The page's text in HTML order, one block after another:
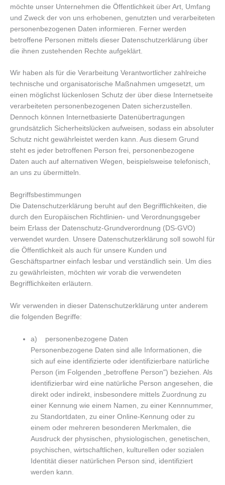
möchte unser Unternehmen die Öffentlichkeit über Art, Umfang
und Zweck der von uns erhobenen, genutzten und verarbeiteten
personenbezogenen Daten informieren. Ferner werden
betroffene Personen mittels dieser Datenschutzerklärung über
die ihnen zustehenden Rechte aufgeklärt.
Wir haben als für die Verarbeitung Verantwortlicher zahlreiche
technische und organisatorische Maßnahmen umgesetzt, um
einen möglichst lückenlosen Schutz der über diese Internetseite
verarbeiteten personenbezogenen Daten sicherzustellen.
Dennoch können Internetbasierte Datenübertragungen
grundsätzlich Sicherheitslücken aufweisen, sodass ein absoluter
Schutz nicht gewährleistet werden kann. Aus diesem Grund
steht es jeder betroffenen Person frei, personenbezogene
Daten auch auf alternativen Wegen, beispielsweise telefonisch,
an uns zu übermitteln.
Begriffsbestimmungen
Die Datenschutzerklärung beruht auf den Begrifflichkeiten, die
durch den Europäischen Richtlinien- und Verordnungsgeber
beim Erlass der Datenschutz-Grundverordnung (DS-GVO)
verwendet wurden. Unsere Datenschutzerklärung soll sowohl für
die Öffentlichkeit als auch für unsere Kunden und
Geschäftspartner einfach lesbar und verständlich sein. Um dies
zu gewährleisten, möchten wir vorab die verwendeten
Begrifflichkeiten erläutern.
Wir verwenden in dieser Datenschutzerklärung unter anderem
die folgenden Begriffe:
a) personenbezogene Daten
Personenbezogene Daten sind alle Informationen, die
sich auf eine identifizierte oder identifizierbare natürliche
Person (im Folgenden „betroffene Person") beziehen. Als
identifizierbar wird eine natürliche Person angesehen, die
direkt oder indirekt, insbesondere mittels Zuordnung zu
einer Kennung wie einem Namen, zu einer Kennnummer,
zu Standortdaten, zu einer Online-Kennung oder zu
einem oder mehreren besonderen Merkmalen, die
Ausdruck der physischen, physiologischen, genetischen,
psychischen, wirtschaftlichen, kulturellen oder sozialen
Identität dieser natürlichen Person sind, identifiziert
werden kann.